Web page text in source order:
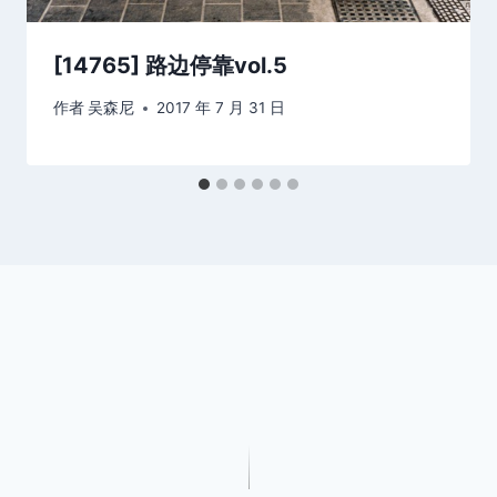
[14765] 路边停靠vol.5
作者吴森尼 2017 年 7 月 31 日